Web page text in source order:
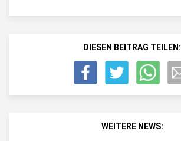
DIESEN BEITRAG TEILEN:
WEITERE NEWS: